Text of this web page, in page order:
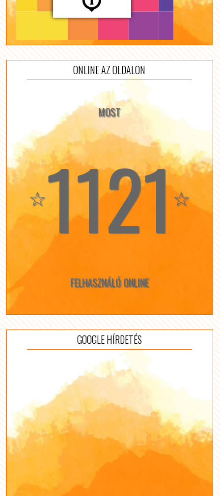
ONLINE AZ OLDALON
MOST
☆1121☆
FELHASZNÁLÓ ONLINE
GOOGLE HÍRDETÉS